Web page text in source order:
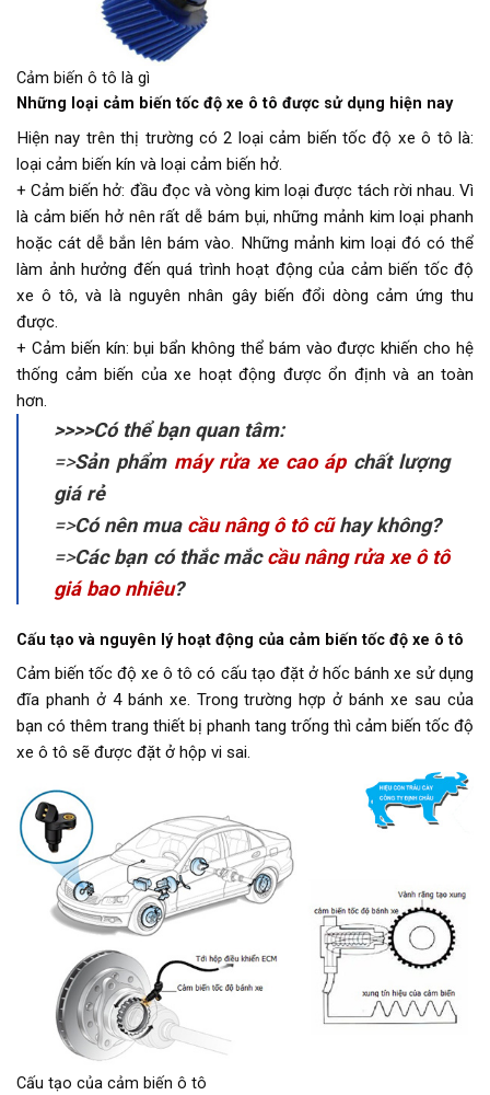
Cảm biến ô tô là gì
Những loại cảm biến tốc độ xe ô tô được sử dụng hiện nay
Hiện nay trên thị trường có 2 loại cảm biến tốc độ xe ô tô là:
loại cảm biến kín và loại cảm biến hở.
+ Cảm biến hở: đầu đọc và vòng kim loại được tách rời nhau. Vì
là cảm biến hở nên rất dễ bám bụi, những mảnh kim loại phanh
hoặc cát dễ bắn lên bám vào. Những mảnh kim loại đó có thể
làm ảnh hưởng đến quá trình hoạt động của cảm biến tốc độ
xe ô tô, và là nguyên nhân gây biến đổi dòng cảm ứng thu
được.
+ Cảm biến kín: bụi bẩn không thể bám vào được khiến cho hệ
thống cảm biến của xe hoạt động được ổn định và an toàn
hơn.
>>>>Có thể bạn quan tâm:
=>Sản phẩm máy rửa xe cao ápchất lượng
giá rẻ
=>Có nên mua cầu nâng ô tô cũhay không?
=>Các bạn có thắc mắccầu nâng rửa xe ô tô
giá bao nhiêu?
Cấu tạo và nguyên lý hoạt động của cảm biến tốc độ xe ô tô
Cảm biến tốc độ xe ô tô có cấu tạo đặt ở hốc bánh xe sử dụng
đĩa phanh ở 4 bánh xe. Trong trường hợp ở bánh xe sau của
bạn có thêm trang thiết bị phanh tang trống thì cảm biến tốc độ
xe ô tô sẽ được đặt ở hộp vi sai.
Cấu tạo của cảm biến ô tô